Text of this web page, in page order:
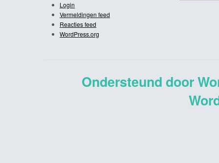
Login
Vermeldingen feed
Reacties feed
WordPress.org
Ondersteund door